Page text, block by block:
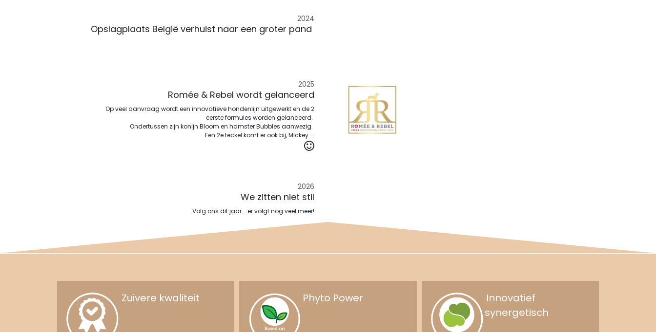
2024
Opslagplaats België verhuist naar een groter pand
2025
Romée & Rebel wordt gelanceerd
Op veel aanvraag wordt een innovatieve hondenlijn uitgewerkt en de 2
eerste formules worden gelanceerd.
Ondertussen zijn konijn Bloom en hamster Bubbles aanwezig.
Een 2e teckel komt er ook bij, Mickey ...
2026
We zitten niet stil
Volg ons dit jaar... er volgt nog veel meer!
Zuivere kwaliteit Phyto Power
Innovatief
synergetisch